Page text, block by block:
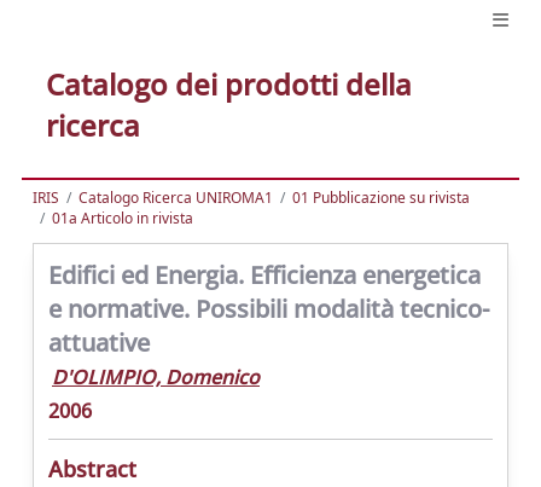
Catalogo dei prodotti della
ricerca
IRIS Catalogo Ricerca UNIROMA1
01 Pubblicazione su rivista
01a Articolo in rivista
Edifici ed Energia. Efficienza energetica
e normative. Possibili modalità tecnico-
attuative
D'OLIMPIO, Domenico
2006
Abstract